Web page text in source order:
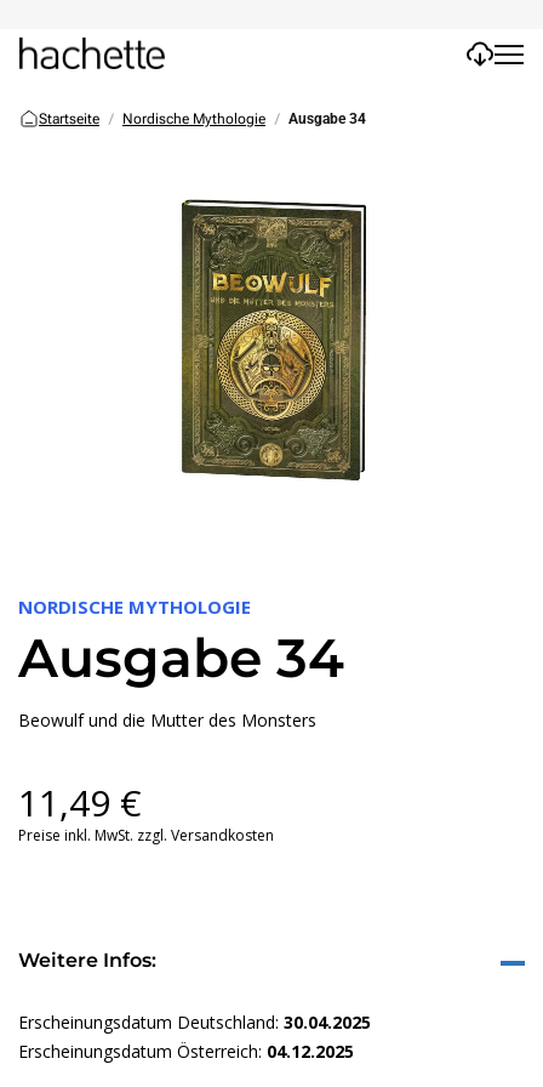
Startseite Nordische Mythologie Ausgabe 34
NORDISCHE MYTHOLOGIE
Ausgabe 34
Beowulf und die Mutter des Monsters
11,49 €
Preise inkl. MwSt. zzgl. Versandkosten
Weitere Infos:
Erscheinungsdatum Deutschland: 30.04.2025
Erscheinungsdatum Österreich: 04.12.2025